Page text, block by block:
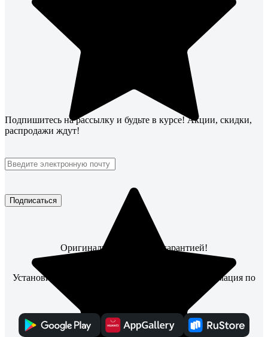
Подпишитесь на рассылку и будьте в курсе! Акции, скидки,
распродажи ждут!
Подписаться
Оригинальные товары с гарантией!
Установите мобильное приложение, чтобы информация по